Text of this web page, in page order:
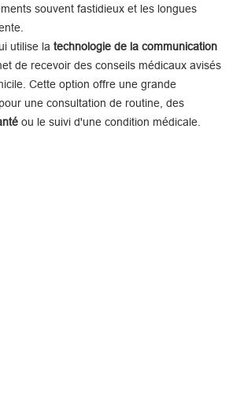
souvent fastidieux et les longues
utilise la technologie de la communication
de recevoir des conseils médicaux avisés
Cette option offre une grande
une consultation de routine, des
ou le suivi d'une condition médicale.